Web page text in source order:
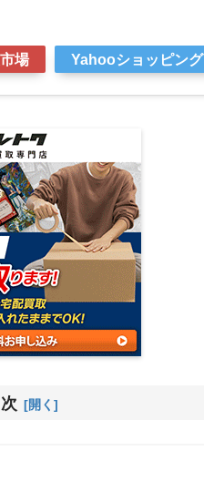
場 Yahooショッピング